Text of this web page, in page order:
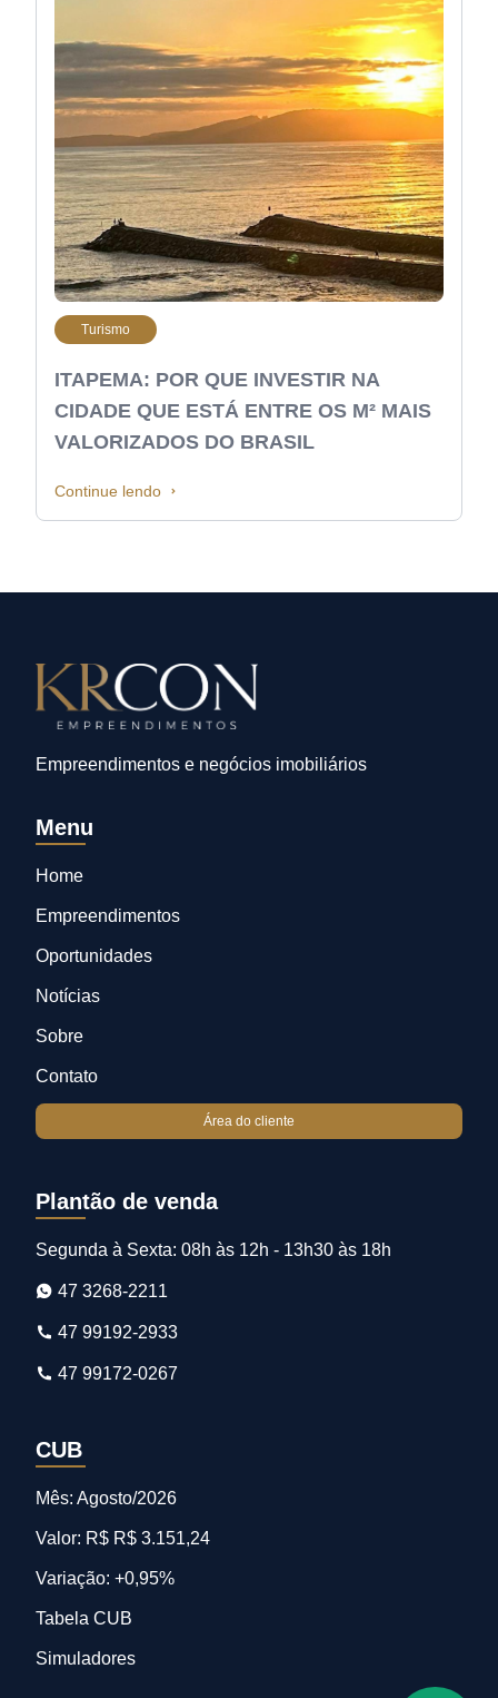
Turismo
ITAPEMA: POR QUE INVESTIR NA
CIDADE QUE ESTÁ ENTRE OS M² MAIS
VALORIZADOS DO BRASIL
Continue lendo
Empreendimentos e negócios imobiliários
Menu
Home
Empreendimentos
Oportunidades
Notícias
Sobre
Contato
Área do cliente
Plantão de venda
Segunda à Sexta: 08h às 12h - 13h30 às 18h
47 3268-2211
47 99192-2933
47 99172-0267
CUB
Mês: Agosto/2026
Valor: R$ R$ 3.151,24
Variação: +0,95%
Tabela CUB
Simuladores